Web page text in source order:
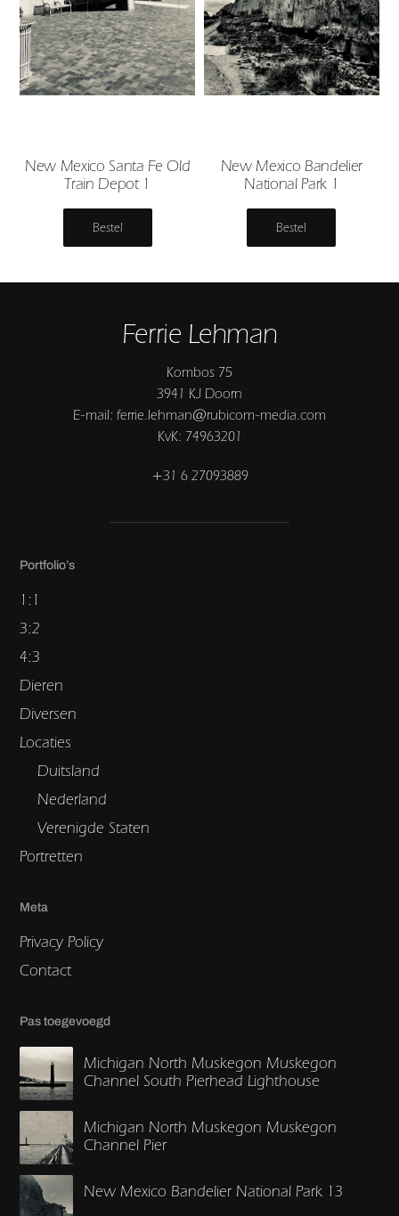
New Mexico Santa Fe Old
Train Depot 1
Bestel
New Mexico Bandelier
National Park 1
Bestel
Ferrie Lehman
Kombos 75
3941 KJ Doorn
E-mail: ferrie.lehman@rubicom-media.com
KvK: 74963201
+31 6 27093889
Portfolio’s
1:1
3:2
4:3
Dieren
Diversen
Locaties
Duitsland
Nederland
Verenigde Staten
Portretten
Meta
Privacy Policy
Contact
Pas toegevoegd
Michigan North Muskegon Muskegon
Channel South Pierhead Lighthouse
Michigan North Muskegon Muskegon
Channel Pier
New Mexico Bandelier National Park 13